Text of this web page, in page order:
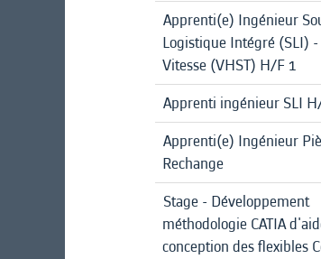
Apprenti(e) Ingénieur
Logistique Intégré (SLI)
Vitesse (VHST) H/F 1
Apprenti ingénieur SLI
Apprenti(e) Ingénieur
Rechange
Stage - Développement
méthodologie CATIA
conception des flexibles